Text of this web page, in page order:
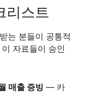
리스트
는 분들이 공통적
자료들이 승인
매출 증빙 — 카